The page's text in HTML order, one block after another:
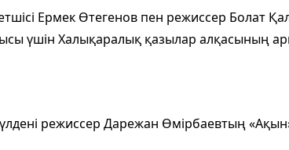
Ермек Өтегенов пен режиссер Болат
үшін Халықаралық қазылар алқасының
режиссер Дарежан Өмірбаевтың